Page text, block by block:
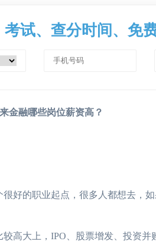
试、查分时间、免
融哪些岗位薪资高？
好的职业起点，很多人都想去，
高大上，IPO、股票增发、投资